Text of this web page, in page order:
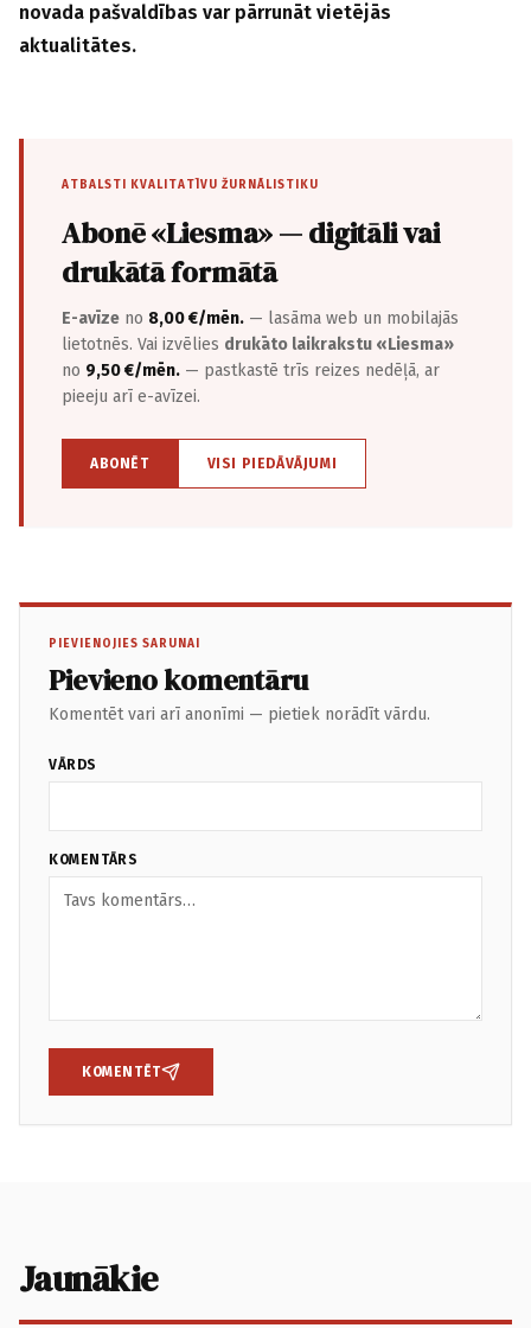
novada pašvaldības var pārrunāt vietējās
aktualitātes.
ATBALSTI KVALITATĪVU ŽURNĀLISTIKU
Abonē «Liesma» — digitāli vai
drukātā formātā
E-avīze no 8,00 €/mēn. — lasāma web un mobilajās
lietotnēs. Vai izvēlies drukāto laikrakstu «Liesma»
no 9,50 €/mēn. — pastkastē trīs reizes nedēļā, ar
pieeju arī e-avīzei.
ABONĒT VISI PIEDĀVĀJUMI
PIEVIENOJIES SARUNAI
Pievieno komentāru
Komentēt vari arī anonīmi — pietiek norādīt vārdu.
VĀRDS
KOMENTĀRS
KOMENTĒT
Jaunākie